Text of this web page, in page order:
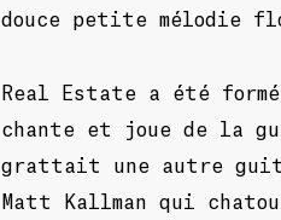
douce petite mélodie
Real Estate a été
chante et joue de la
grattait une autre
Matt Kallman qui